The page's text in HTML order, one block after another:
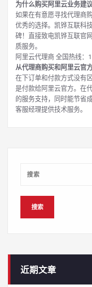
为什么购买阿里云业务建
如果在有意愿寻找代理商
优秀的选择。凯铧互联科
碑！直接致电凯铧互联官
质服务。
阿里云代理商 全国热线
从代理商购买和阿里云官
在下订单和付款方式没有
是付款给阿里云官方。在
的服务支持，同时能节省
客服经理提供技术服务。
近期文章